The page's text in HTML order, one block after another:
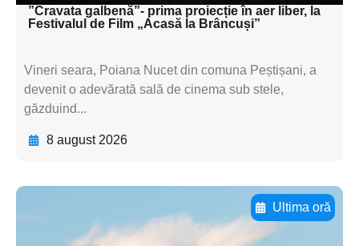
”Cravata galbenă”- prima proiecție în aer liber, la
Festivalul de Film „Acasă la Brâncuși”
Vineri seara, Poiana Nucet din comuna Peștișani, a
devenit o adevărată sală de cinema sub stele,
găzduind...
8 august 2026
Ultima oră
Adaugă aici textul pentru